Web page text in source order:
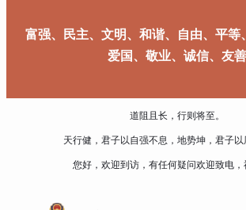
富强、民主、文明、和谐、自由、平等
爱国、敬业、诚信、友善
道阻且长，行则将至。
天行健，君子以自强不息，地势坤，君子以
您好，欢迎到访，有任何疑问欢迎致电，